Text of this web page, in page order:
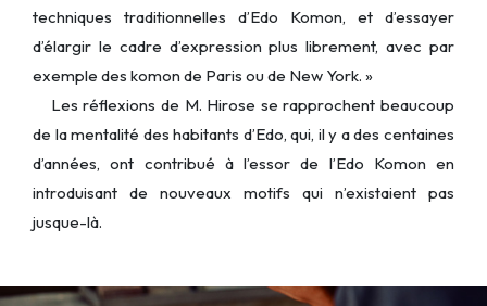
techniques traditionnelles d’Edo Komon, et d’essayer
d’élargir le cadre d’expression plus librement, avec par
exemple des komon de Paris ou de New York. »
Les réflexions de M. Hirose se rapprochent beaucoup
de la mentalité des habitants d’Edo, qui, il y a des centaines
d’années, ont contribué à l’essor de l’Edo Komon en
introduisant de nouveaux motifs qui n’existaient pas
jusque-là.